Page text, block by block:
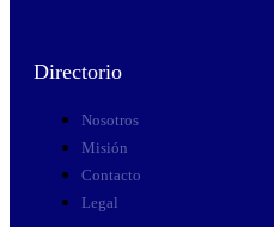
Directorio
Nosotros
Misión
Contacto
Legal